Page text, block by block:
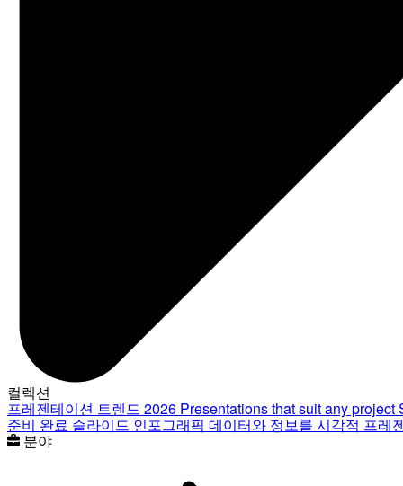
컬렉션
프레젠테이션 트렌드 2026 Presentations that suit any project
준비 완료 슬라이드 인포그래픽 데이터와 정보를 시각적 프레
분야